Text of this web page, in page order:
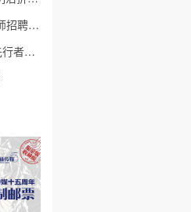
火线评论｜广东雷州“特教老师招聘违规”很雷，仍有诸多疑点
特稿｜宇树发行市值610亿 先行者的加速和考验